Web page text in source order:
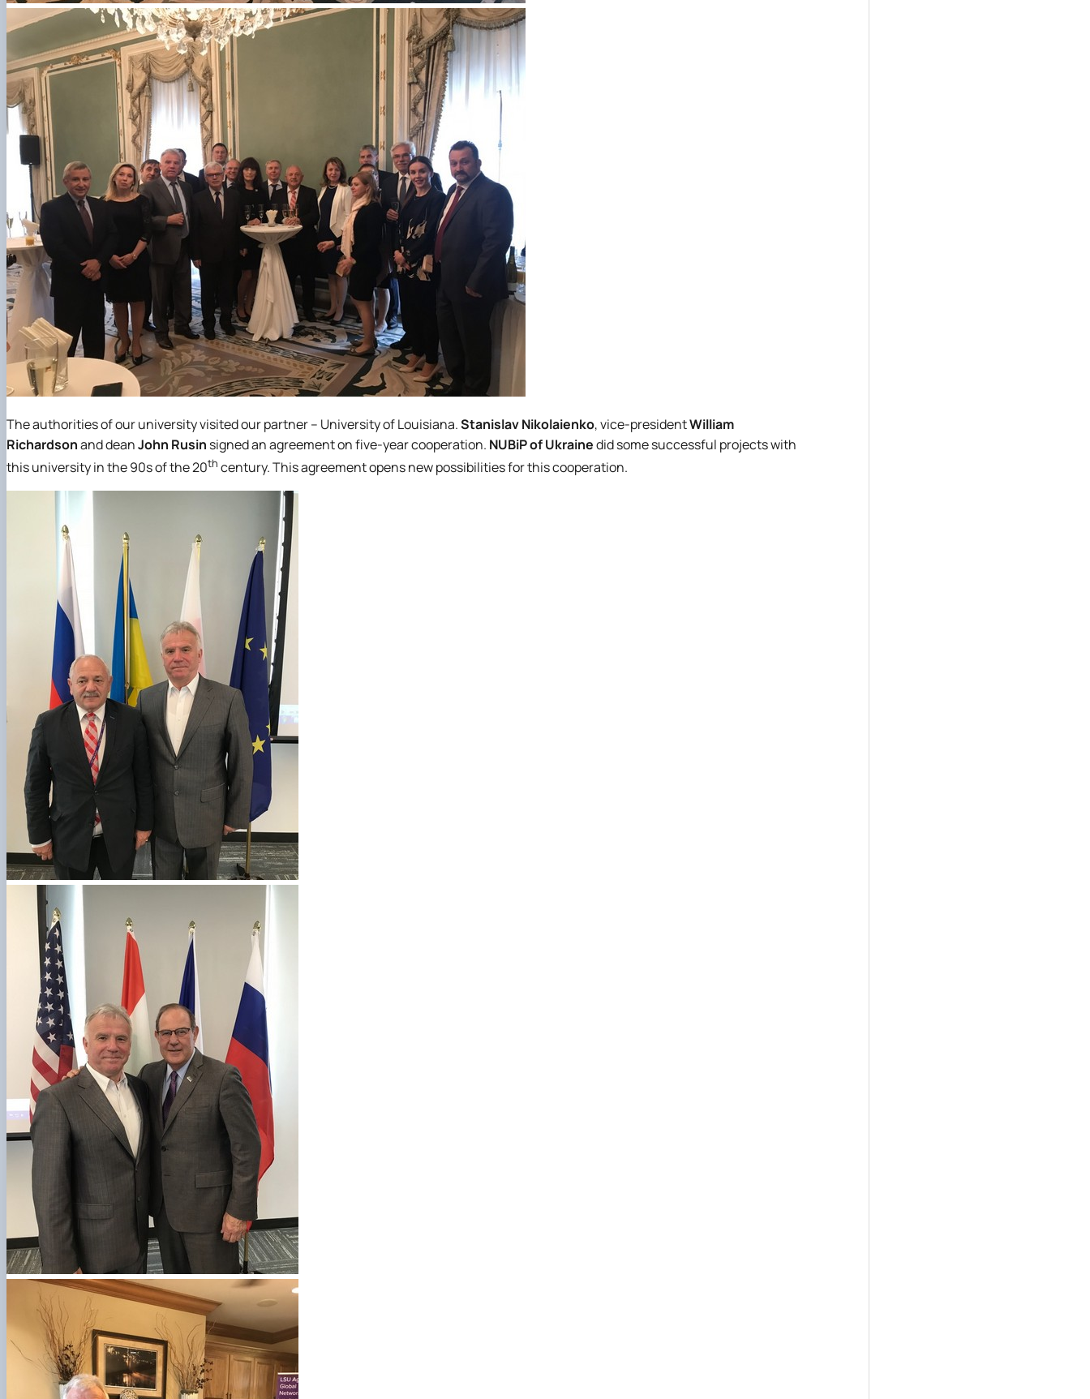
The authorities of our university visited our partner – University of Louisiana.Stanislav Nikolaienko, vice-presidentWilliam
Richardsonand deanJohn Rusin signed an agreement on five-year cooperation. NUBiP of Ukrainedid some successful projects with
this university in the 90s of the 20th century. This agreement opens new possibilities for this cooperation.